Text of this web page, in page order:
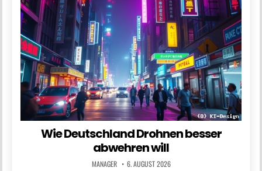
Wie Deutschland Drohnen besser
abwehren will
MANAGER 6. AUGUST 2026